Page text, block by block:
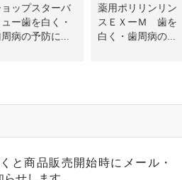
ョップスターバ
ュー歯を白く・
病の予防に...
薬用ポリリンリン
スＥＸーＭ 歯を
白く・歯周病の...
と商品販売開始時にメール・